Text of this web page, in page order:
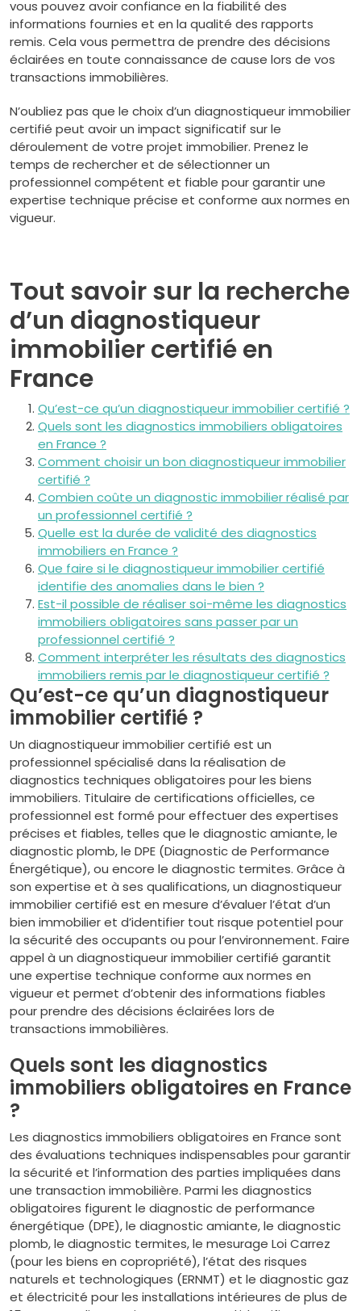
vous pouvez avoir confiance en la fiabilité des
informations fournies et en la qualité des rapports
remis. Cela vous permettra de prendre des décisions
éclairées en toute connaissance de cause lors de vos
transactions immobilières.
N’oubliez pas que le choix d’un diagnostiqueur immobilier
certifié peut avoir un impact significatif sur le
déroulement de votre projet immobilier. Prenez le
temps de rechercher et de sélectionner un
professionnel compétent et fiable pour garantir une
expertise technique précise et conforme aux normes en
vigueur.
Tout savoir sur la recherche
d’un diagnostiqueur
immobilier certifié en
France
Qu’est-ce qu’un diagnostiqueur immobilier certifié ?
Quels sont les diagnostics immobiliers obligatoires
en France ?
Comment choisir un bon diagnostiqueur immobilier
certifié ?
Combien coûte un diagnostic immobilier réalisé par
un professionnel certifié ?
Quelle est la durée de validité des diagnostics
immobiliers en France ?
Que faire si le diagnostiqueur immobilier certifié
identifie des anomalies dans le bien ?
Est-il possible de réaliser soi-même les diagnostics
immobiliers obligatoires sans passer par un
professionnel certifié ?
Comment interpréter les résultats des diagnostics
immobiliers remis par le diagnostiqueur certifié ?
Qu’est-ce qu’un diagnostiqueur
immobilier certifié ?
Un diagnostiqueur immobilier certifié est un
professionnel spécialisé dans la réalisation de
diagnostics techniques obligatoires pour les biens
immobiliers. Titulaire de certifications officielles, ce
professionnel est formé pour effectuer des expertises
précises et fiables, telles que le diagnostic amiante, le
diagnostic plomb, le DPE (Diagnostic de Performance
Énergétique), ou encore le diagnostic termites. Grâce à
son expertise et à ses qualifications, un diagnostiqueur
immobilier certifié est en mesure d’évaluer l’état d’un
bien immobilier et d’identifier tout risque potentiel pour
la sécurité des occupants ou pour l’environnement. Faire
appel à un diagnostiqueur immobilier certifié garantit
une expertise technique conforme aux normes en
vigueur et permet d’obtenir des informations fiables
pour prendre des décisions éclairées lors de
transactions immobilières.
Quels sont les diagnostics
immobiliers obligatoires en France
?
Les diagnostics immobiliers obligatoires en France sont
des évaluations techniques indispensables pour garantir
la sécurité et l’information des parties impliquées dans
une transaction immobilière. Parmi les diagnostics
obligatoires figurent le diagnostic de performance
énergétique (DPE), le diagnostic amiante, le diagnostic
plomb, le diagnostic termites, le mesurage Loi Carrez
(pour les biens en copropriété), l’état des risques
naturels et technologiques (ERNMT) et le diagnostic gaz
et électricité pour les installations intérieures de plus de